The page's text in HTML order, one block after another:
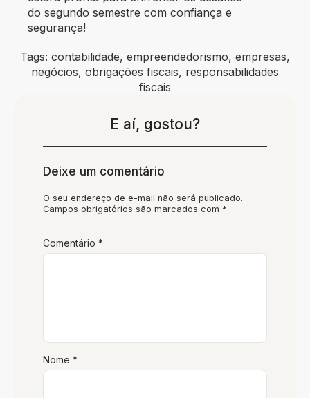
do segundo semestre com confiança e
segurança!
Tags: contabilidade, empreendedorismo, empresas,
negócios, obrigações fiscais, responsabilidades
fiscais
E aí, gostou?
Deixe um comentário
O seu endereço de e-mail não será publicado.
Campos obrigatórios são marcados com *
Comentário *
Nome *